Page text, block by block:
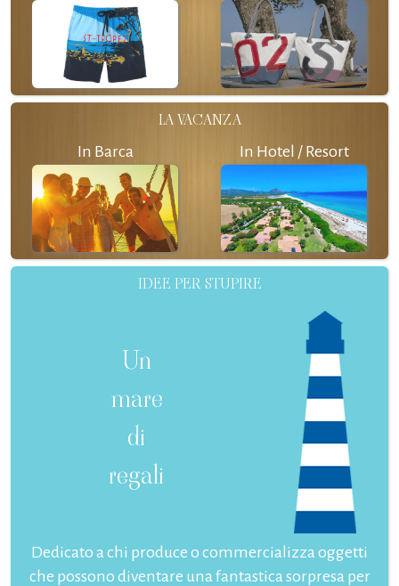
LA VACANZA
In Barca In Hotel / Resort
IDEE PER STUPIRE
Un
mare
di
regali
Dedicato a chi produce o commercializza oggetti
che possono diventare una fantastica sorpresa per